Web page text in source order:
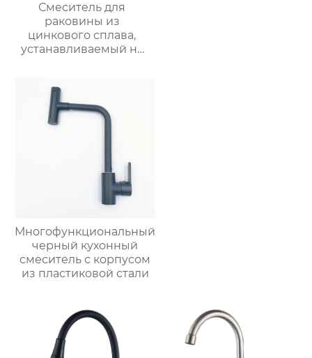
Смеситель для
раковины из
цинкового сплава,
устанавливаемый на
Многофункциональный
черный кухонный
смеситель с корпусом
из пластиковой стали